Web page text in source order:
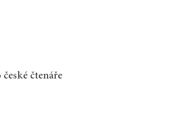
čtenáře